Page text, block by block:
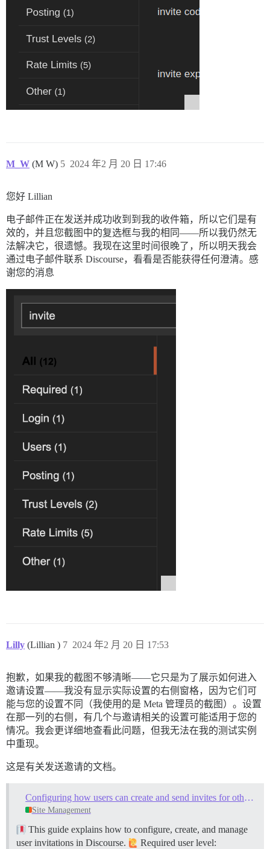
M_W (M W) 2024 年2 月 20 日 17:46
5
您好 Lillian
电子邮件正在发送并成功收到到我的收件箱，所以它们是有
效的，并且您截图中的复选框与我的相同——所以我仍然无
法解决它，很遗憾。我现在这里时间很晚了，所以明天我会
通过电子邮件联系 Discourse，看看是否能获得任何澄清。感
谢您的消息
Lilly (Lillian ) 2024 年2 月 20 日 17:53
7
抱歉，如果我的截图不够清晰——它只是为了展示如何进入
邀请设置——我没有显示实际设置的右侧窗格，因为它们可
能与您的设置不同（我使用的是 Meta 管理员的截图）。设置
在那一列的右侧，有几个与邀请相关的设置可能适用于您的
情况。我会更详细地查看此问题，但我无法在我的测试实例
中重现。
这是有关发送邀请的文档。
Configuring how users can create and send invites for others to join your community
Site Management
This guide explains how to configure, create, and manage
user invitations in Discourse.
Required user level: